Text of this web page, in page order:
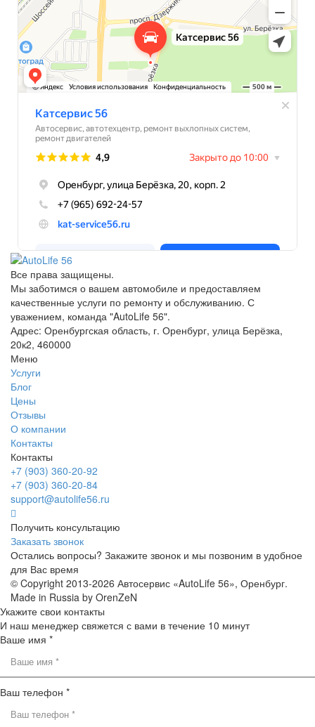
Все права защищены.
Мы заботимся о вашем автомобиле и предоставляем
качественные услуги по ремонту и обслуживанию. С
уважением, команда "AutoLife 56".
Адрес: Оренбургская область, г. Оренбург, улица Берёзка,
20к2, 460000
Меню
Услуги
Блог
Цены
Отзывы
О компании
Контакты
Контакты
+7 (903) 360-20-92
+7 (903) 360-20-84
support@autolife56.ru
Получить консультацию
Заказать звонок
Остались вопросы? Закажите звонок и мы позвоним в удобное
для Вас время
© Copyright 2013-2026 Автосервис «AutoLife 56», Оренбург.
Made in Russia by OrenZeN
Укажите свои контакты
И наш менеджер свяжется с вами в течение 10 минут
Ваше имя *
Ваш телефон *